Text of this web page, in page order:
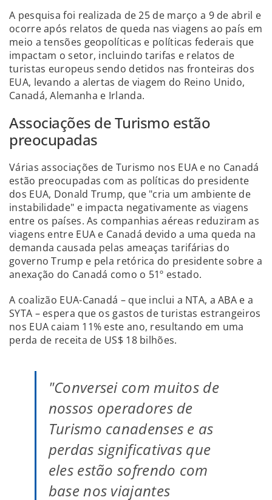
A pesquisa foi realizada de 25 de março a 9 de abril e
ocorre após relatos de queda nas viagens ao país em
meio a tensões geopolíticas e políticas federais que
impactam o setor, incluindo tarifas e relatos de
turistas europeus sendo detidos nas fronteiras dos
EUA, levando a alertas de viagem do Reino Unido,
Canadá, Alemanha e Irlanda.
Associações de Turismo estão
preocupadas
Várias associações de Turismo nos EUA e no Canadá
estão preocupadas com as políticas do presidente
dos EUA, Donald Trump, que "cria um ambiente de
instabilidade" e impacta negativamente as viagens
entre os países. As companhias aéreas reduziram as
viagens entre EUA e Canadá devido a uma queda na
demanda causada pelas ameaças tarifárias do
governo Trump e pela retórica do presidente sobre a
anexação do Canadá como o 51º estado.
A coalizão EUA-Canadá – que inclui a NTA, a ABA e a
SYTA – espera que os gastos de turistas estrangeiros
nos EUA caiam 11% este ano, resultando em uma
perda de receita de US$ 18 bilhões.
"Conversei com muitos de
nossos operadores de
Turismo canadenses e as
perdas significativas que
eles estão sofrendo com
base nos viajantes